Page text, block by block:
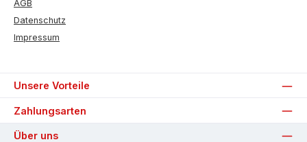
AGB
Datenschutz
Impressum
Unsere Vorteile
Zahlungsarten
Über uns